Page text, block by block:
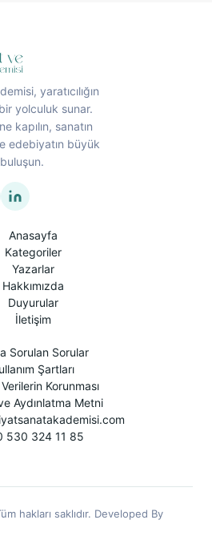
yaratıcılığın
bir yolculuk sunar.
kapılın, sanatın
edebiyatın büyük
Anasayfa
Kategoriler
Yazarlar
Hakkımızda
Duyurular
İletişim
Sorulan Sorular
Şartları
Korunması
Aydınlatma Metni
530 324 11 85
hakları saklıdır. Developed By